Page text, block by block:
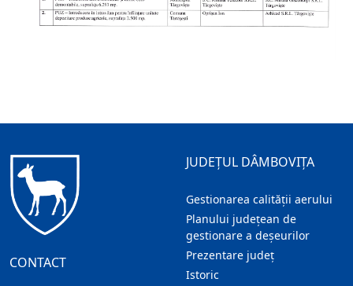
CONTACT
JUDEȚUL DÂMBOVIȚA
Gestionarea calității aerului
Planului județean de
gestionare a deșeurilor
Prezentare judeţ
Istoric